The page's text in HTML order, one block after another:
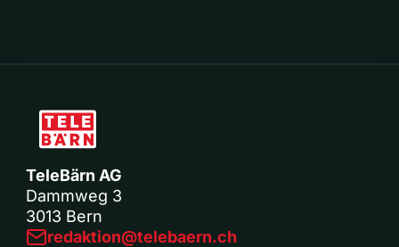
TeleBärn AG
Dammweg 3
3013 Bern
redaktion@telebaern.ch